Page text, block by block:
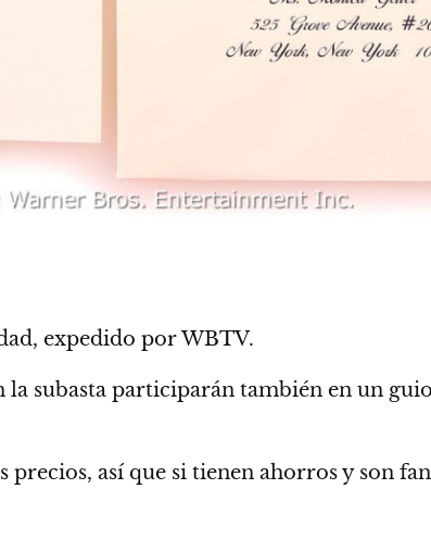
, expedido por WBTV.
subasta participarán también en un
precios, así que si tienen ahorros y son